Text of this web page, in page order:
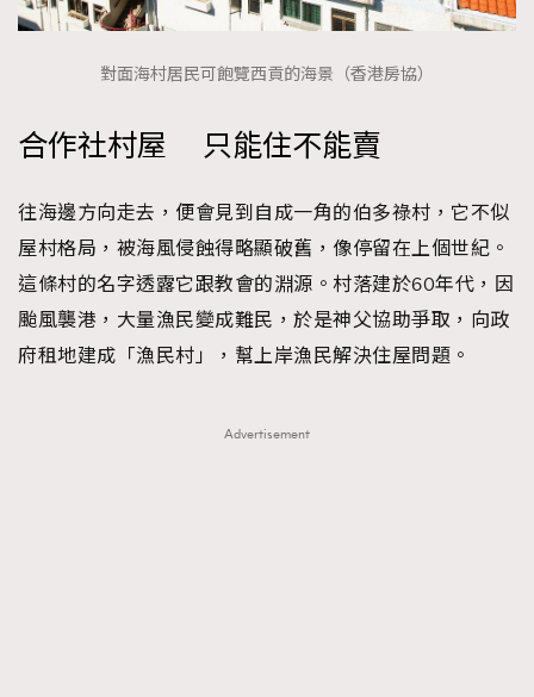
對面海村居民可飽覽西貢的海景（香港房協）
合作社村屋 只能住不能賣
往海邊方向走去，便會見到自成一角的伯多祿村，它不似
屋村格局，被海風侵蝕得略顯破舊，像停留在上個世紀。
這條村的名字透露它跟教會的淵源。村落建於60年代，因
颱風襲港，大量漁民變成難民，於是神父協助爭取，向政
府租地建成「漁民村」，幫上岸漁民解決住屋問題。
Advertisement